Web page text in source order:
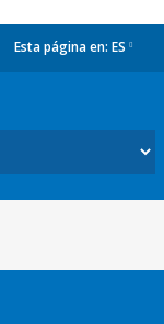
Esta página en: ES